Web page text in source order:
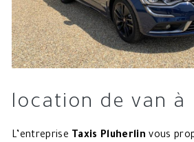
location de van à
L’entreprise Taxis Pluherlin vous